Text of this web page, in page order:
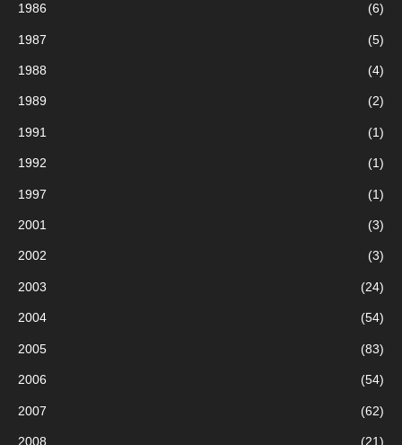
1986 (6)
1987 (5)
1988 (4)
1989 (2)
1991 (1)
1992 (1)
1997 (1)
2001 (3)
2002 (3)
2003 (24)
2004 (54)
2005 (83)
2006 (54)
2007 (62)
2008 (21)